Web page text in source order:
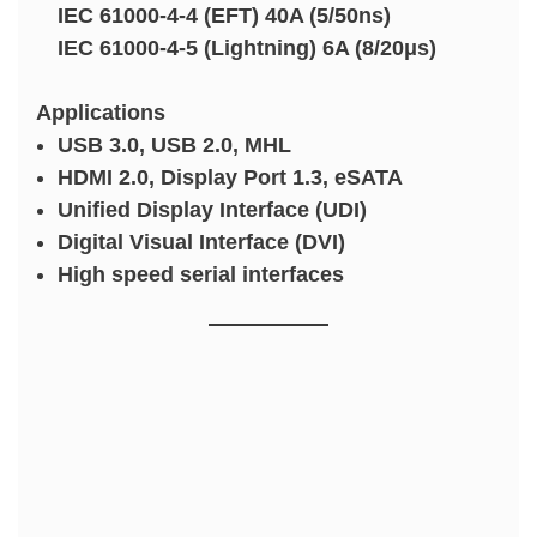
IEC 61000-4-4 (EFT) 40A (5/50ns)
IEC 61000-4-5 (Lightning) 6A (8/20μs)
Applications
USB 3.0, USB 2.0, MHL
HDMI 2.0, Display Port 1.3, eSATA
Unified Display Interface (UDI)
Digital Visual Interface (DVI)
High speed serial interfaces